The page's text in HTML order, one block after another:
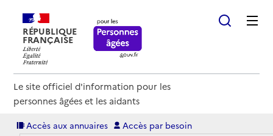
RÉPUBLIQUE
FRANÇAISE
Le site officiel d'information pour les
personnes âgées et les aidants
Accès aux annuaires Accès par besoin